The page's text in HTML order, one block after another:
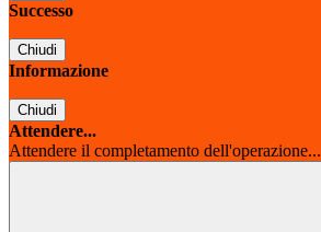
Successo
Chiudi
Informazione
Chiudi
Attendere...
Attendere il completamento dell'operazione...